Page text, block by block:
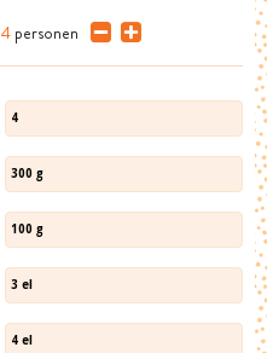
4 personen
4
300 g
100 g
3 el
4 el